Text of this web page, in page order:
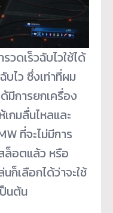
วดเร็วฉับไวใช้ได้
บไว ซึ่งเท่าที่ผม
มีการยกเครื่อง
กมลื่นไหลและ
ที่จะไม่มีการ
อตแล้ว หรือ
ก็เลือกได้ว่าจะใช้
นต้น